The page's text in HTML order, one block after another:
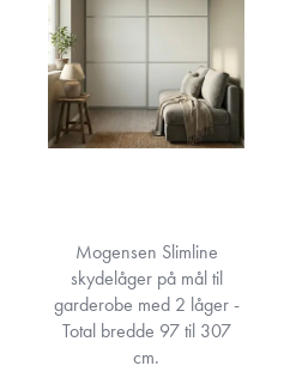
Mogensen Slimline
skydelåger på mål til
garderobe med 2 låger -
Total bredde 97 til 307
cm.